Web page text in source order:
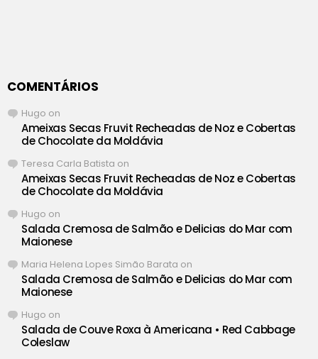
COMENTÁRIOS
Hugo on
Ameixas Secas Fruvit Recheadas de Noz e Cobertas
de Chocolate da Moldávia
Teresa Carla Batista on
Ameixas Secas Fruvit Recheadas de Noz e Cobertas
de Chocolate da Moldávia
Hugo on
Salada Cremosa de Salmão e Delicias do Mar com
Maionese
Maria Helena Lopes Simão Barata on
Salada Cremosa de Salmão e Delicias do Mar com
Maionese
Hugo on
Salada de Couve Roxa à Americana • Red Cabbage
Coleslaw